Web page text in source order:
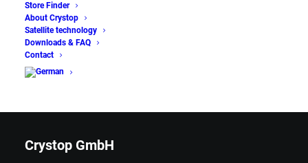
Store Finder
About Crystop
Satellite technology
Downloads & FAQ
Contact
Crystop GmbH